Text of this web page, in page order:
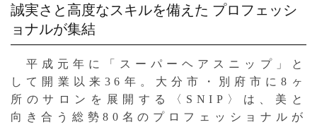
誠実さと高度なスキルを備えた プロフェッシ
ョナルが集結
平成元年に「スーパーヘアスニップ」と
して開業以来36年。大分市・別府市に8ヶ
所のサロンを展開する〈SNIP〉は、美と
向き合う総勢80名のプロフェッショナルが